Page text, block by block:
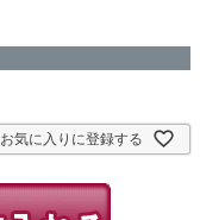
お気に入りに登録する